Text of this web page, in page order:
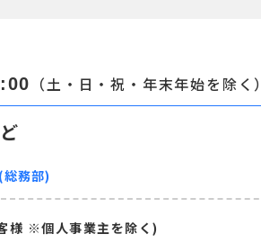
（土・日・祝・年末年始を除く）
(総務部)
様 ※個人事業主を除く)